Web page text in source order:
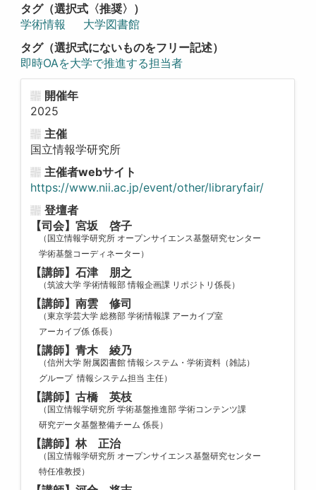
タグ（選択式〈推奨〉）
学術情報
大学図書館
タグ（選択式にないものをフリー記述）
即時OAを大学で推進する担当者
開催年
2025
主催
国立情報学研究所
主催者webサイト
https://www.nii.ac.jp/event/other/libraryfair/
登壇者
【司会】宮坂 啓子
（国立情報学研究所 オープンサイエンス基盤研究センター
学術基盤コーディネーター）
【講師】石津 朋之
（筑波大学 学術情報部 情報企画課 リポジトリ係長）
【講師】南雲 修司
（東京学芸大学 総務部 学術情報課 アーカイブ室
アーカイブ係 係長）
【講師】青木 綾乃
（信州大学 附属図書館 情報システム・学術資料（雑誌）
グループ 情報システム担当 主任）
【講師】古橋 英枝
（国立情報学研究所 学術基盤推進部 学術コンテンツ課
研究データ基盤整備チーム 係長）
【講師】林 正治
（国立情報学研究所 オープンサイエンス基盤研究センター
特任准教授）